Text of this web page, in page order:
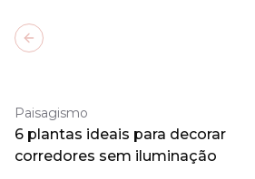
Paisagismo
6 plantas ideais para decorar
corredores sem iluminação
Previous slide